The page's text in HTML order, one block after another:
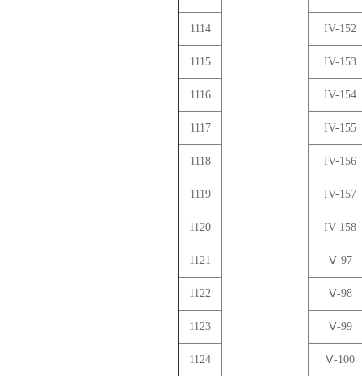
1114 IV-152
1115 IV-153
1116 IV-154
1117 IV-155
1118 IV-156
1119 IV-157
1120 IV-158
1121 Ⅴ-97
1122 Ⅴ-98
1123 Ⅴ-99
1124 Ⅴ-100